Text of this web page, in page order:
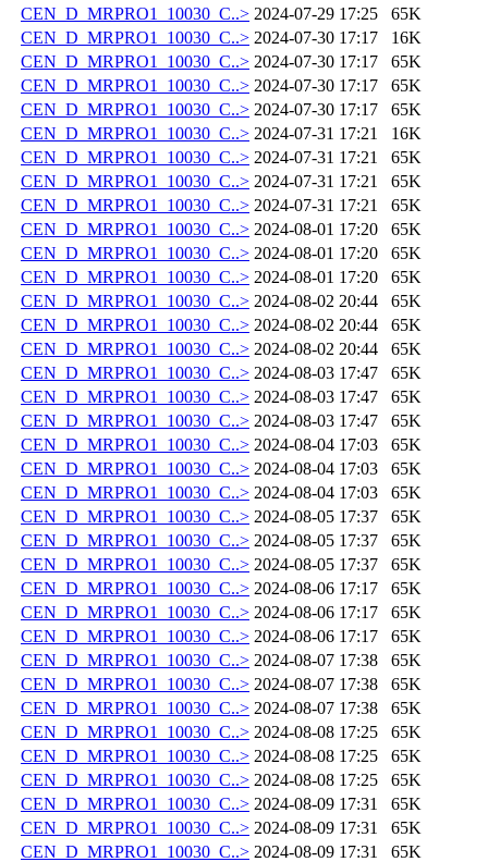
CEN_D_MRPRO1_10030_C..> 2024-07-29 17:25
65K
CEN_D_MRPRO1_10030_C..> 2024-07-30 17:17
16K
CEN_D_MRPRO1_10030_C..> 2024-07-30 17:17
65K
CEN_D_MRPRO1_10030_C..> 2024-07-30 17:17
65K
CEN_D_MRPRO1_10030_C..> 2024-07-30 17:17
65K
CEN_D_MRPRO1_10030_C..> 2024-07-31 17:21
16K
CEN_D_MRPRO1_10030_C..> 2024-07-31 17:21
65K
CEN_D_MRPRO1_10030_C..> 2024-07-31 17:21
65K
CEN_D_MRPRO1_10030_C..> 2024-07-31 17:21
65K
CEN_D_MRPRO1_10030_C..> 2024-08-01 17:20
65K
CEN_D_MRPRO1_10030_C..> 2024-08-01 17:20
65K
CEN_D_MRPRO1_10030_C..> 2024-08-01 17:20
65K
CEN_D_MRPRO1_10030_C..> 2024-08-02 20:44
65K
CEN_D_MRPRO1_10030_C..> 2024-08-02 20:44
65K
CEN_D_MRPRO1_10030_C..> 2024-08-02 20:44
65K
CEN_D_MRPRO1_10030_C..> 2024-08-03 17:47
65K
CEN_D_MRPRO1_10030_C..> 2024-08-03 17:47
65K
CEN_D_MRPRO1_10030_C..> 2024-08-03 17:47
65K
CEN_D_MRPRO1_10030_C..> 2024-08-04 17:03
65K
CEN_D_MRPRO1_10030_C..> 2024-08-04 17:03
65K
CEN_D_MRPRO1_10030_C..> 2024-08-04 17:03
65K
CEN_D_MRPRO1_10030_C..> 2024-08-05 17:37
65K
CEN_D_MRPRO1_10030_C..> 2024-08-05 17:37
65K
CEN_D_MRPRO1_10030_C..> 2024-08-05 17:37
65K
CEN_D_MRPRO1_10030_C..> 2024-08-06 17:17
65K
CEN_D_MRPRO1_10030_C..> 2024-08-06 17:17
65K
CEN_D_MRPRO1_10030_C..> 2024-08-06 17:17
65K
CEN_D_MRPRO1_10030_C..> 2024-08-07 17:38
65K
CEN_D_MRPRO1_10030_C..> 2024-08-07 17:38
65K
CEN_D_MRPRO1_10030_C..> 2024-08-07 17:38
65K
CEN_D_MRPRO1_10030_C..> 2024-08-08 17:25
65K
CEN_D_MRPRO1_10030_C..> 2024-08-08 17:25
65K
CEN_D_MRPRO1_10030_C..> 2024-08-08 17:25
65K
CEN_D_MRPRO1_10030_C..> 2024-08-09 17:31
65K
CEN_D_MRPRO1_10030_C..> 2024-08-09 17:31
65K
CEN_D_MRPRO1_10030_C..> 2024-08-09 17:31
65K